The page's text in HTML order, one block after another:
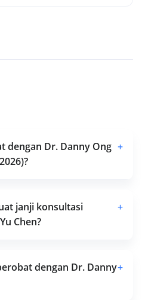
dengan Dr. Danny Ong +
janji konsultasi
Chen?
+
dengan Dr. Danny+